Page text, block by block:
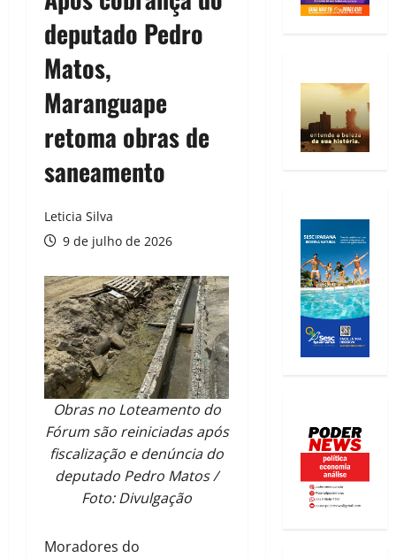
deputado Pedro
Matos,
Maranguape
retoma obras de
saneamento
Leticia Silva
9 de julho de 2026
Obras no Loteamento do
Fórum são reiniciadas após
fiscalização e denúncia do
deputado Pedro Matos /
Foto: Divulgação
Moradores do